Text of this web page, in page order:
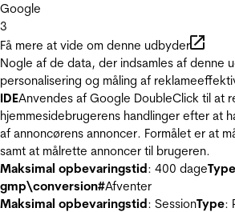
Google
3
Få mere at vide om denne udbyder
Nogle af de data, der indsamles af denne
personalisering og måling af
IDEAnvendes af Google DoubleClick til at
hjemmesidebrugerens handlinger efter at
af annoncørens annoncer. Formålet er at
samt at målrette annoncer til brugeren.
Maksimal opbevaringstid: 400 dageType
gmp\conversion#Afventer
Maksimal opbevaringstid: SessionType: